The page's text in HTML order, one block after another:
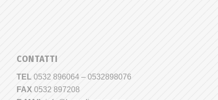
CONTATTI
TEL 0532 896064 – 0532898076
FAX 0532 897208